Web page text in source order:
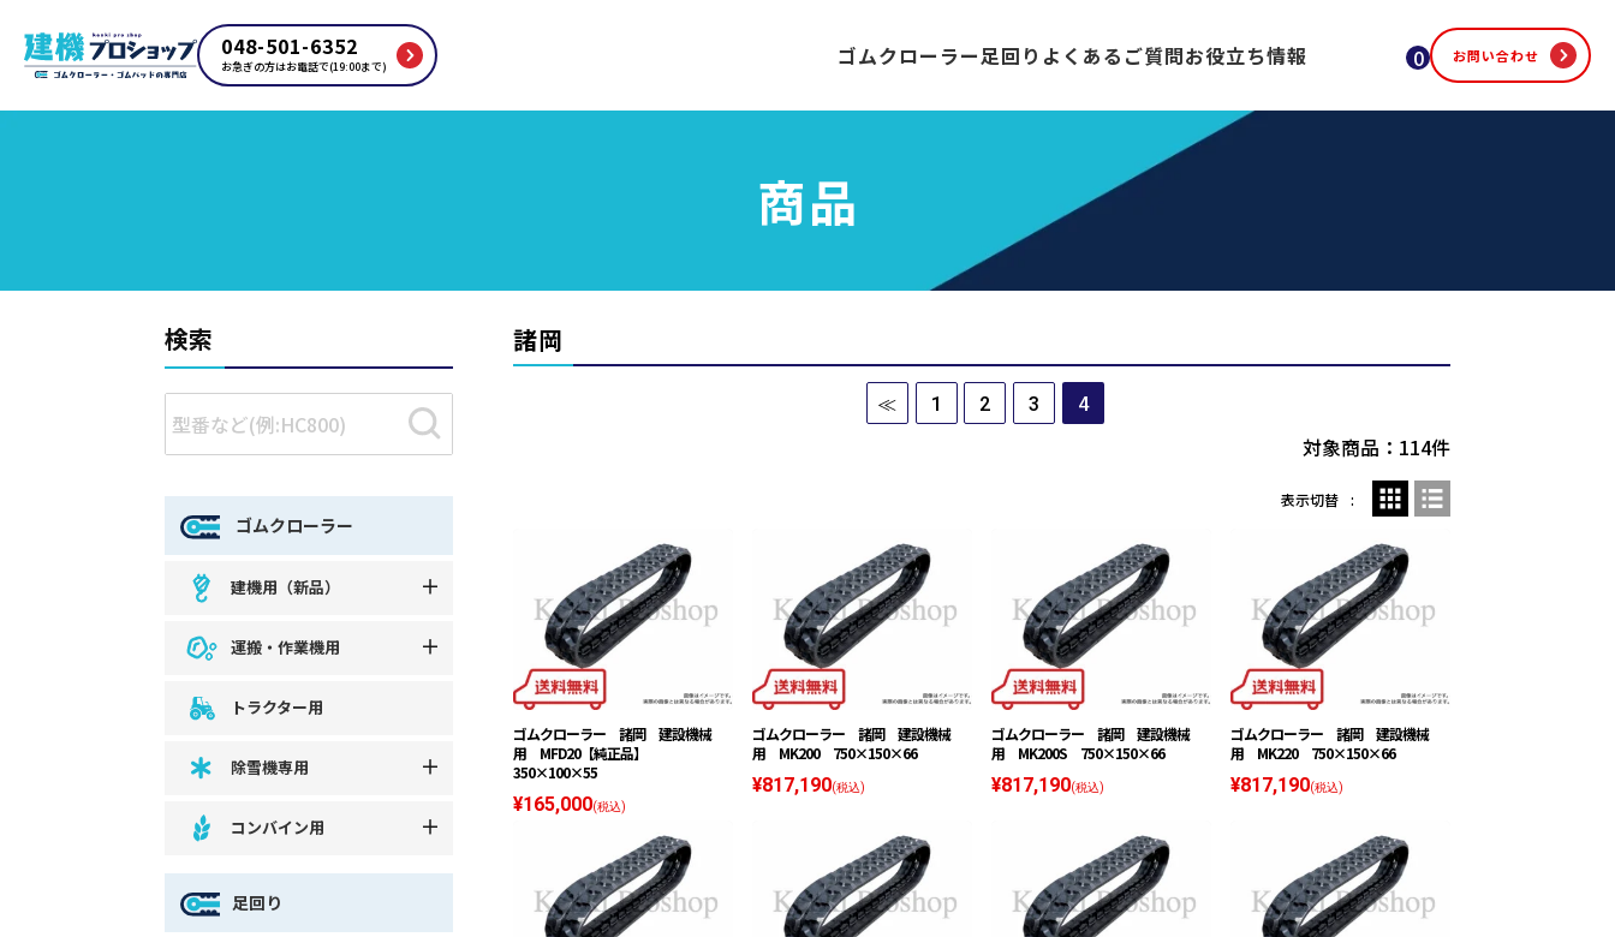
048-501-6352
お急ぎの方はお電話で(19:00まで) ゴムクローラー足回り よくあるご質問お役立ち情報 0 お問い合わせ
商品
諸岡
≪ 1 2 3
4
対象商品：114件
表示切替
ゴムクローラー 諸岡 建設機械
用 MFD20【純正品】
350×100×55
¥165,000(税込)
ゴムクローラー 諸岡 建設機械
用 MK200 750×150×66
¥817,190(税込)
ゴムクローラー 諸岡 建設機械
用 MK200S 750×150×66
¥817,190(税込)
ゴムクローラー 諸岡 建設機械
用 MK220 750×150×66
¥817,190(税込)
検索
ゴムクローラー
建機用（新品）
運搬・作業機用
トラクター用
除雪機専用
コンバイン用
足回り